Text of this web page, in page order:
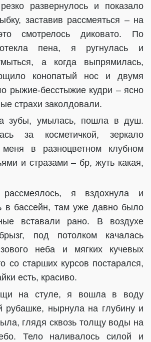
развернулось и показало
заставив рассмеяться – на
смотрелось диковато. По
пена, я ругнулась и
а когда выпрямилась,
конопатый нос и двумя
рыжие-бесстыжие кудри – ясно
страхи заколдовали.
зубы, умылась, пошла в душ.
за косметичкой, зеркало
в разноцветном клубном
и стразами – бр, жуть какая,
рассмеялось, я вздохнула и
в бассейн, там уже давно было
вставали рано. В воздухе
под потолком качалась
неба и мягких кучевых
со старших курсов постарался,
есть, красиво.
на стуле, я вошла в воду
рубашке, нырнула на глубину и
глядя сквозь толщу воды на
Тело наливалось силой и